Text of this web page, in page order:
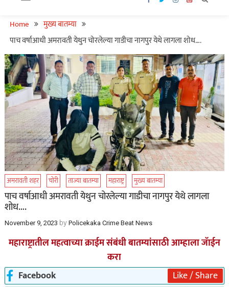
Home
मुख्य बातम्या
पाच वर्षाआधी अमरावती येथुन चोरलेल्या गाडीचा नागपुर येथे लागला शोध….
अमरावती शहर चोरी ताज्या बातम्या महाराष्ट्र मुख्य बातम्या
पाच वर्षाआधी अमरावती येथुन चोरलेल्या गाडीचा नागपुर येथे लागला
शोध….
November 9, 2023 by Policekaka Crime Beat News
महाराष्ट्रातील महत्वाच्या क्राईम संबंधी बातम्यांसाठी आम्हाला जॅाईन
करा
Facebook
Like / Share